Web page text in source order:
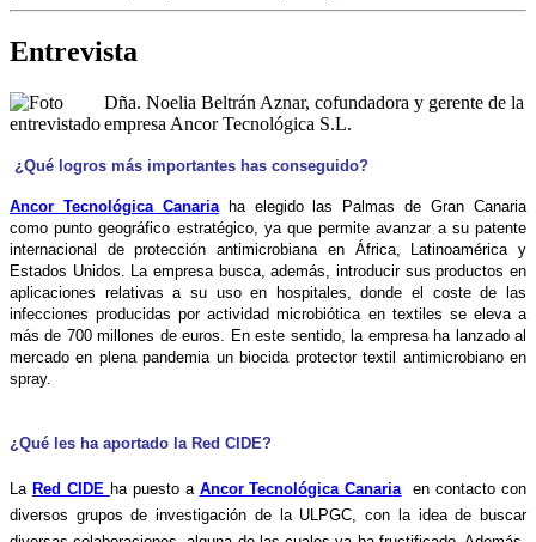
Entrevista
Dña. Noelia Beltrán Aznar, cofundadora y gerente de la
empresa Ancor Tecnológica S.L.
¿Qué logros más importantes has conseguido?
Ancor Tecnológica Canariaha elegido las Palmas de Gran Canaria
como punto geográfico estratégico, ya que permite avanzar a su patente
internacional de protección antimicrobiana en África, Latinoamérica y
Estados Unidos. La empresa busca, además, introducir sus productos en
aplicaciones relativas a su uso en hospitales, donde el coste de las
infecciones producidas por actividad microbiótica en textiles se eleva a
más de 700 millones de euros. En este sentido, la empresa ha lanzado al
mercado en plena pandemia un biocida protector textil antimicrobiano en
spray.
¿Qué les ha aportado la Red CIDE?
La Red CIDE ha puesto a Ancor Tecnológica Canaria en contacto con
diversos grupos de investigación de la ULPGC, con la idea de buscar